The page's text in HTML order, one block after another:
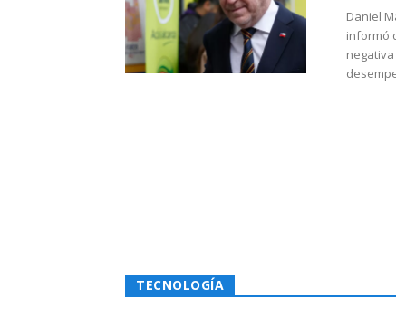
Daniel
informó
TECNOLOGÍA